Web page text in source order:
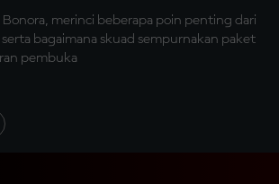
Bonora, merinci beberapa poin penting dari
bagaimana skuad sempurnakan paket
pembuka